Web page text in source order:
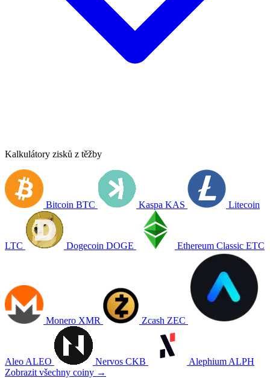
Kalkulátory zisků z těžby
Bitcoin BTC Kaspa KAS Litecoin
LTC Dogecoin DOGE Ethereum Classic ETC
Monero XMR Zcash ZEC
Aleo ALEO Nervos CKB Alephium ALPH
Zobrazit všechny coiny →